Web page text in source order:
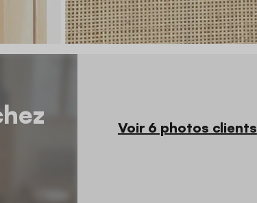
Voir 6 photos clients